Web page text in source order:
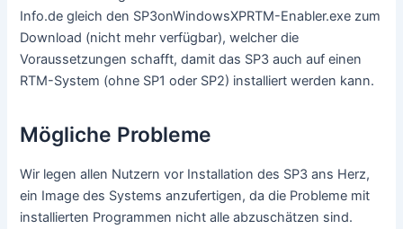
Info.de gleich den SP3onWindowsXPRTM-Enabler.exe zum
Download (nicht mehr verfügbar), welcher die
Voraussetzungen schafft, damit das SP3 auch auf einen
RTM-System (ohne SP1 oder SP2) installiert werden kann.
Mögliche Probleme
Wir legen allen Nutzern vor Installation des SP3 ans Herz,
ein Image des Systems anzufertigen, da die Probleme mit
installierten Programmen nicht alle abzuschätzen sind.